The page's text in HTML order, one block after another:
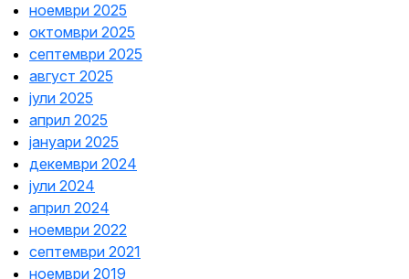
ноември 2025
октомври 2025
септември 2025
август 2025
јули 2025
април 2025
јануари 2025
декември 2024
јули 2024
април 2024
ноември 2022
септември 2021
ноември 2019